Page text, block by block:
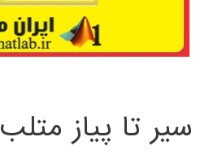
سیر تا پیاز متلب MATLAB